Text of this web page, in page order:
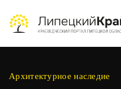
Skip to main content
Архитектурное наследие